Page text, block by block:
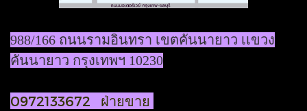
988/166 ถนนรามอินทรา เขตคันนายาว เเขวง
คันนายาว กรุงเทพฯ 10230
0972133672 ฝ่ายขาย